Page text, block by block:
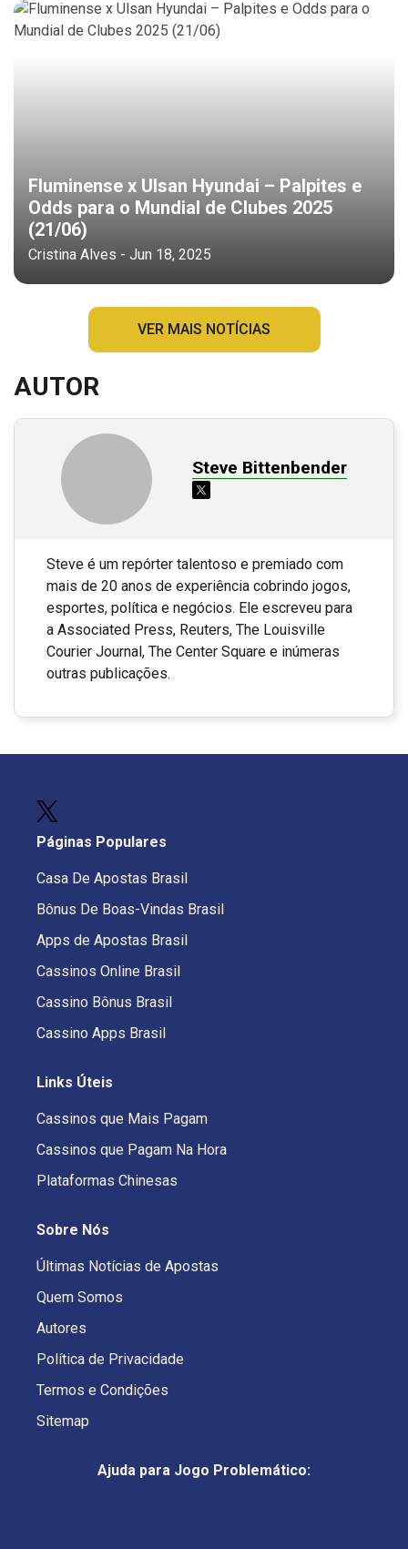
Fluminense x Ulsan Hyundai – Palpites e
Odds para o Mundial de Clubes 2025
(21/06)
Cristina Alves - Jun 18, 2025
VER MAIS NOTÍCIAS
AUTOR
Steve Bittenbender
Steve é um repórter talentoso e premiado com
mais de 20 anos de experiência cobrindo jogos,
esportes, política e negócios. Ele escreveu para
a Associated Press, Reuters, The Louisville
Courier Journal, The Center Square e inúmeras
outras publicações.
Páginas Populares
Casa De Apostas Brasil
Bônus De Boas-Vindas Brasil
Apps de Apostas Brasil
Cassinos Online Brasil
Cassino Bônus Brasil
Cassino Apps Brasil
Links Úteis
Cassinos que Mais Pagam
Cassinos que Pagam Na Hora
Plataformas Chinesas
Sobre Nós
Últimas Notícias de Apostas
Quem Somos
Autores
Política de Privacidade
Termos e Condições
Sitemap
Ajuda para Jogo Problemático: